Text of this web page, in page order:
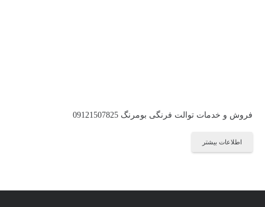
فروش و خدمات توالت فرنگی بومرنگ 09121507825
اطلاعات بیشتر